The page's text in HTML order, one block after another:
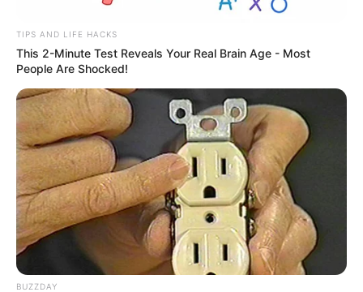
TIPS AND LIFE HACKS
This 2-Minute Test Reveals Your Real Brain Age - Most
People Are Shocked!
BUZZDAY